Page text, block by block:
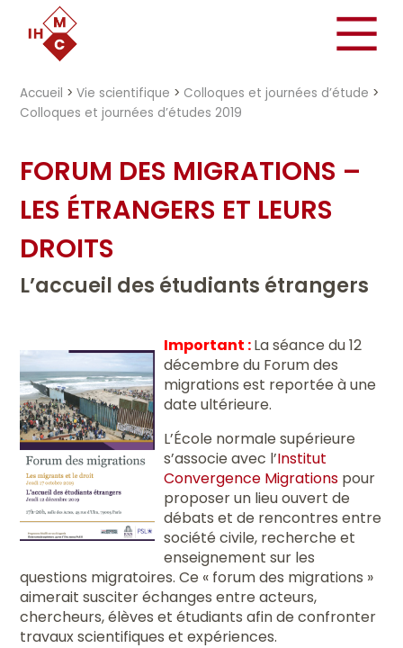
Accueil >Vie scientifique > Colloques et journées d’étude >
Colloques et journées d’études 2019
FORUM DES MIGRATIONS –
LES ÉTRANGERS ET LEURS
DROITS
L’accueil des étudiants étrangers
Important :La séance du 12
décembre du Forum des
migrations est reportée à une
date ultérieure.
L’École normale supérieure
s’associe avec l’Institut
Convergence Migrations pour
proposer un lieu ouvert de
débats et de rencontres entre
société civile, recherche et
enseignement sur les
questions migratoires. Ce « forum des migrations »
aimerait susciter échanges entre acteurs,
chercheurs, élèves et étudiants afin de confronter
travaux scientifiques et expériences.